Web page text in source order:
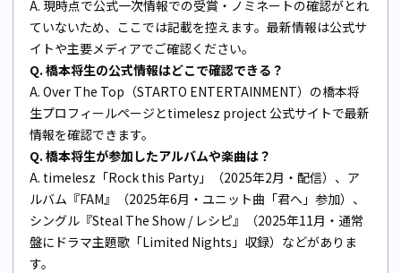
A. 現時点で公式一次情報での受賞・ノミネートの確認がとれ
ていないため、ここでは記載を控えます。最新情報は公式サ
イトや主要メディアでご確認ください。
Q. 橋本将生の公式情報はどこで確認できる？
A. Over The Top（STARTO ENTERTAINMENT）の橋本将
生プロフィールページとtimelesz project 公式サイトで最新
情報を確認できます。
Q. 橋本将生が参加したアルバムや楽曲は？
A. timelesz「Rock this Party」（2025年2月・配信）、ア
ルバム『FAM』（2025年6月・ユニット曲「君へ」参加）、
シングル『Steal The Show / レシピ』（2025年11月・通常
盤にドラマ主題歌「Limited Nights」収録）などがありま
す。